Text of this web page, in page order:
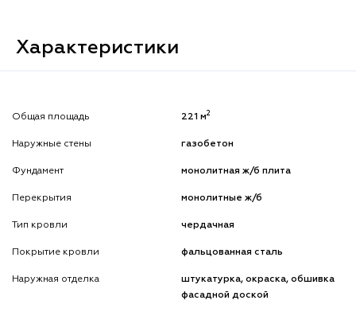
Характеристики
Общая площадь 221 м2
Наружные стены газобетон
Фундамент монолитная ж/б плита
Перекрытия монолитные ж/б
Тип кровли чердачная
Покрытие кровли фальцованная сталь
Наружная отделка
штукатурка, окраска, обшивка
фасадной доской